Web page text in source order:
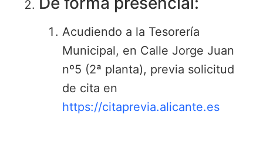
Acudiendo a la Tesorería
Municipal, en Calle Jorge Juan
nº5 (2ª planta), previa solicitud
de cita en
https://citaprevia.alicante.es